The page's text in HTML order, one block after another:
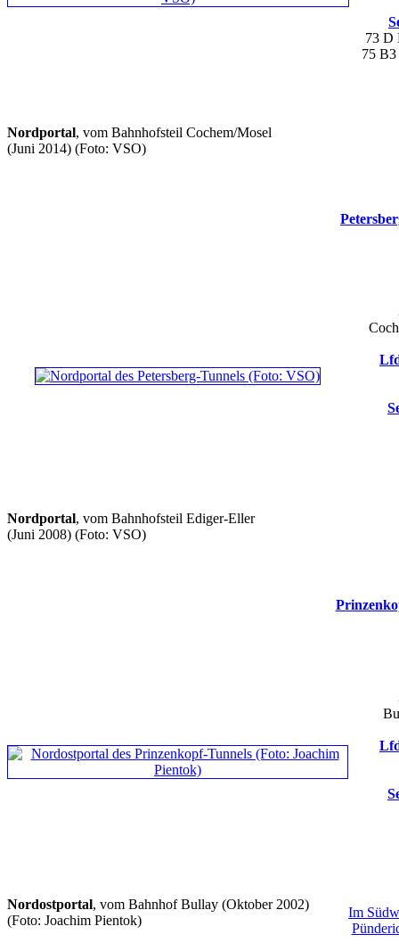
73 D
75 B3
Nordportal, vom Bahnhofsteil Cochem/Mosel
(Juni 2014) (Foto: VSO)
Nordportal, vom Bahnhofsteil Ediger-Eller
(Juni 2008) (Foto: VSO)
Nordostportal, vom Bahnhof Bullay (Oktober 2002)
(Foto: Joachim Pientok)
Im